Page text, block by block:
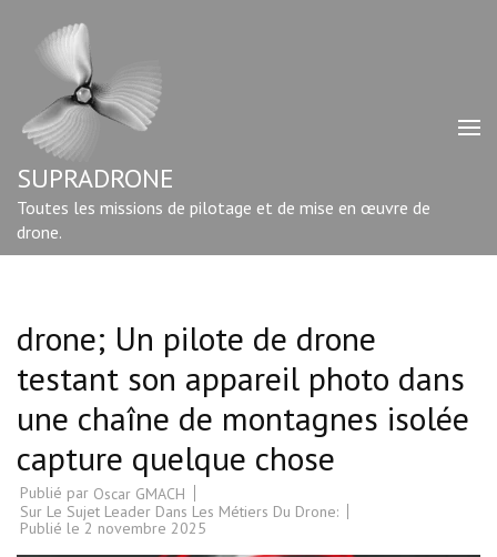
contenu
Entrée)
SUPRADRONE
Toutes les missions de pilotage et de mise en œuvre de
drone.
drone; Un pilote de drone
testant son appareil photo dans
une chaîne de montagnes isolée
capture quelque chose
Publié par Oscar GMACH
Sur Le Sujet Leader Dans Les Métiers Du Drone:
Publié le 2 novembre 2025